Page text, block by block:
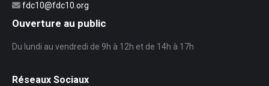
fdc10@fdc10.org
Ouverture au public
Du lundi au vendredi de 9h à 12h et de 14h à 17h
Réseaux Sociaux